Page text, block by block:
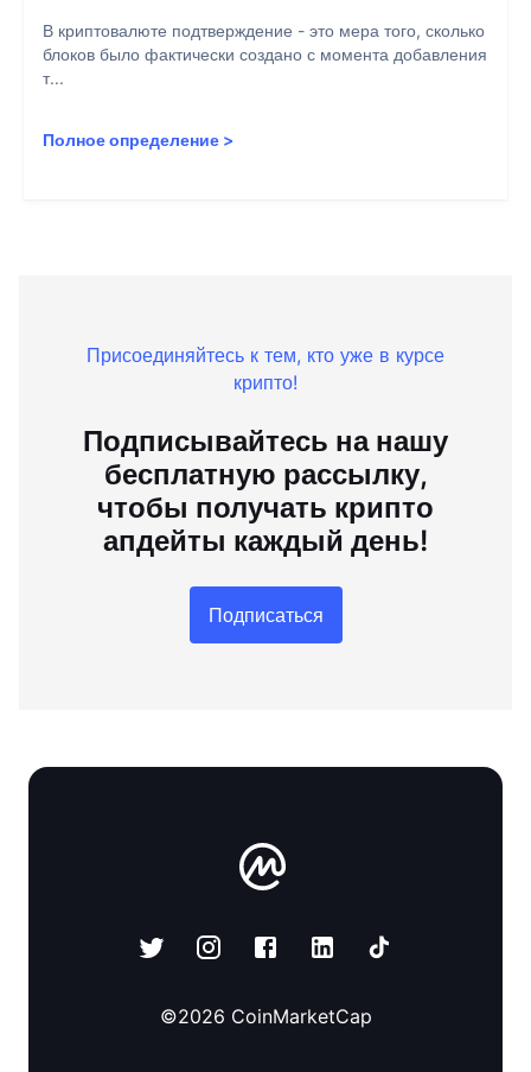
В криптовалюте подтверждение - это мера того, сколько
блоков было фактически создано с момента добавления
т...
Полное определение >
Присоединяйтесь к тем, кто уже в курсе
крипто!
Подписывайтесь на нашу
бесплатную рассылку,
чтобы получать крипто
апдейты каждый день!
Подписаться
©2026 CoinMarketCap